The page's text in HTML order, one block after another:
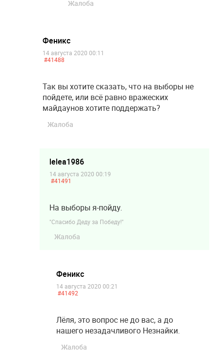
Жалоба
Феникс
14 августа 2020 00:11
#41488
Так вы хотите сказать, что на выборы не
пойдете, или всё равно вражеских
майдаунов хотите поддержать?
Жалоба
lelea1986
14 августа 2020 00:19
#41491
На выборы я-пойду.
"Спасибо Деду за Победу!"
Жалоба
Феникс
14 августа 2020 00:21
#41492
Лёля, это вопрос не до вас, а до
нашего незадачливого Незнайки.
Жалоба